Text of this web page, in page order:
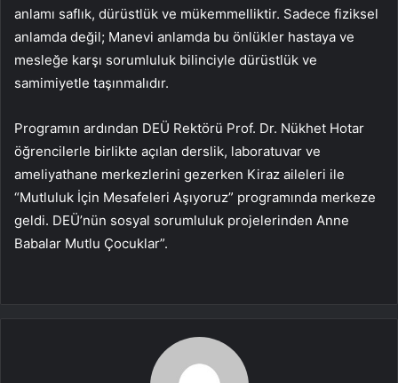
anlamı saflık, dürüstlük ve mükemmelliktir. Sadece fiziksel
anlamda değil; Manevi anlamda bu önlükler hastaya ve
mesleğe karşı sorumluluk bilinciyle dürüstlük ve
samimiyetle taşınmalıdır.
Programın ardından DEÜ Rektörü Prof. Dr. Nükhet Hotar
öğrencilerle birlikte açılan derslik, laboratuvar ve
ameliyathane merkezlerini gezerken Kiraz aileleri ile
“Mutluluk İçin Mesafeleri Aşıyoruz” programında merkeze
geldi. DEÜ’nün sosyal sorumluluk projelerinden Anne
Babalar Mutlu Çocuklar”.